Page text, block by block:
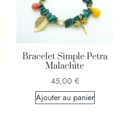
Bracelet Simple Petra
Malachite
45,00 €
Ajouter au panier